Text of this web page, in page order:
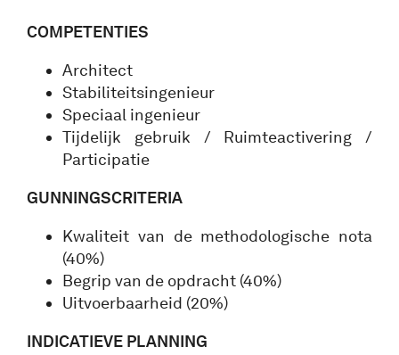
COMPETENTIES
Architect
Stabiliteitsingenieur
Speciaal ingenieur
Tijdelijk gebruik / Ruimteactivering /
Participatie
GUNNINGSCRITERIA
Kwaliteit van de methodologische nota
(40%)
Begrip van de opdracht (40%)
Uitvoerbaarheid (20%)
INDICATIEVE PLANNING